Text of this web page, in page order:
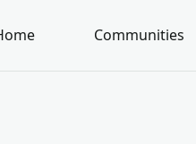
Communities